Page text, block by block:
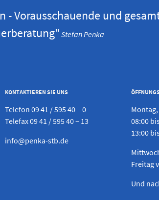
- Vorausschauende und
Stefan Penka
KONTAKTIEREN SIE UNS
Telefon 09 41 / 595 40 – 0
Telefax 09 41 / 595 40 – 13
info@penka-stb.de
08:00
13:00
Freitag
Und